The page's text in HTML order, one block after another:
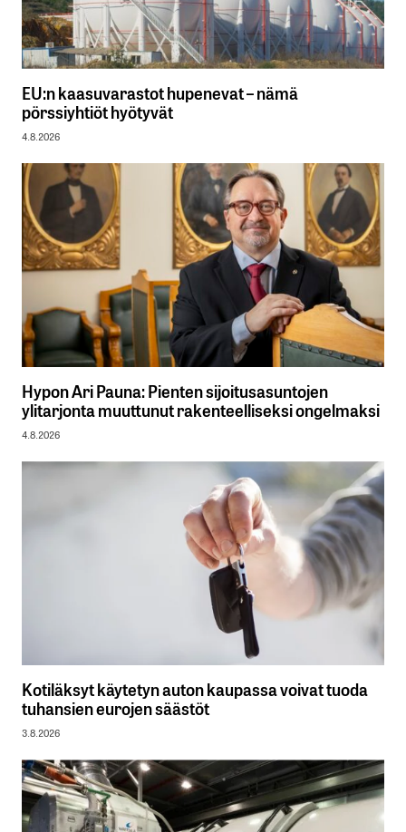
EU:n kaasuvarastot hupenevat – nämä
pörssiyhtiöt hyötyvät
4.8.2026
Hypon Ari Pauna: Pienten sijoitusasuntojen
ylitarjonta muuttunut rakenteelliseksi ongelmaksi
4.8.2026
Kotiläksyt käytetyn auton kaupassa voivat tuoda
tuhansien eurojen säästöt
3.8.2026